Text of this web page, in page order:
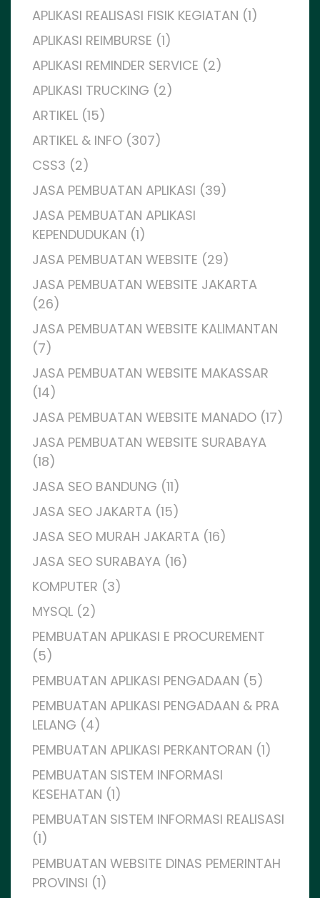
APLIKASI REALISASI FISIK KEGIATAN (1)
APLIKASI REIMBURSE (1)
APLIKASI REMINDER SERVICE (2)
APLIKASI TRUCKING (2)
ARTIKEL (15)
ARTIKEL & INFO (307)
CSS3 (2)
JASA PEMBUATAN APLIKASI (39)
JASA PEMBUATAN APLIKASI
KEPENDUDUKAN (1)
JASA PEMBUATAN WEBSITE (29)
JASA PEMBUATAN WEBSITE JAKARTA
(26)
JASA PEMBUATAN WEBSITE KALIMANTAN
(7)
JASA PEMBUATAN WEBSITE MAKASSAR
(14)
JASA PEMBUATAN WEBSITE MANADO (17)
JASA PEMBUATAN WEBSITE SURABAYA
(18)
JASA SEO BANDUNG (11)
JASA SEO JAKARTA (15)
JASA SEO MURAH JAKARTA (16)
JASA SEO SURABAYA (16)
KOMPUTER (3)
MYSQL (2)
PEMBUATAN APLIKASI E PROCUREMENT
(5)
PEMBUATAN APLIKASI PENGADAAN (5)
PEMBUATAN APLIKASI PENGADAAN & PRA
LELANG (4)
PEMBUATAN APLIKASI PERKANTORAN (1)
PEMBUATAN SISTEM INFORMASI
KESEHATAN (1)
PEMBUATAN SISTEM INFORMASI REALISASI
(1)
PEMBUATAN WEBSITE DINAS PEMERINTAH
PROVINSI (1)